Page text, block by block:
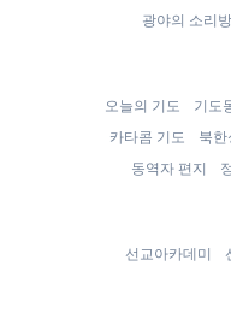
광야의 소리
오늘의 기도 기도
카타콤 기도
북
동역자 편지
선교아카데미